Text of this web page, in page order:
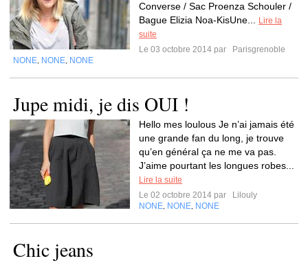
Converse / Sac Proenza Schouler /
Bague Elizia Noa-KisUne...
Lire la
suite
Le 03 octobre 2014 par
Parisgrenoble
NONE NONE NONE
Jupe midi, je dis OUI !
Hello mes loulous Je n’ai jamais été
une grande fan du long, je trouve
qu’en général ça ne me va pas.
J’aime pourtant les longues robes...
Lire la suite
Le 02 octobre 2014 par
Lilouly
NONE NONE NONE
Chic jeans